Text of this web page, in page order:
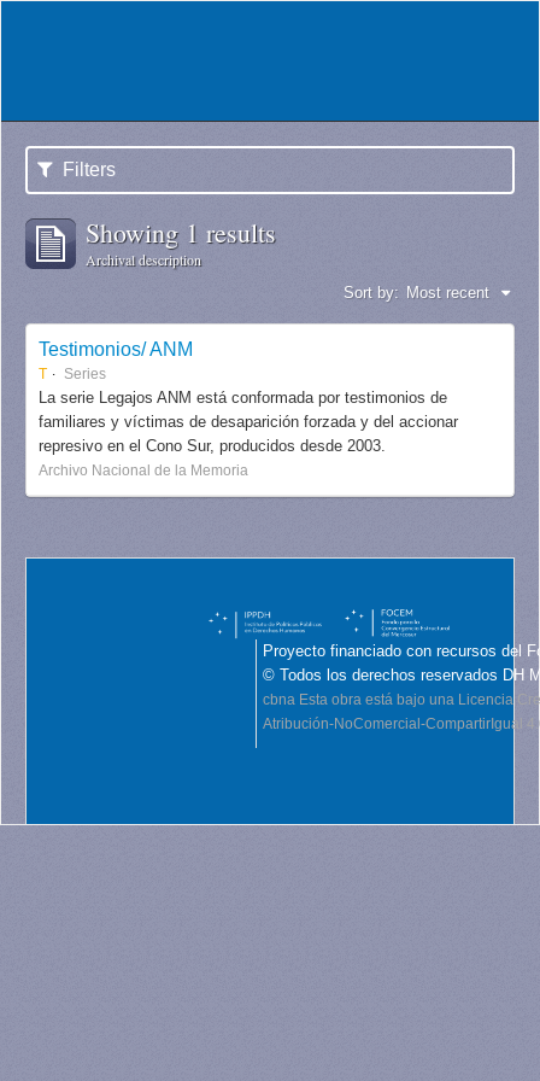
Filters
Showing 1 results
Archival description
Sort by: Most recent
Testimonios/ ANM
T Series
La serie Legajos ANM está conformada por testimonios de
familiares y víctimas de desaparición forzada y del accionar
represivo en el Cono Sur, producidos desde 2003.
Archivo Nacional de la Memoria
Proyecto financiado con recursos del
© Todos los derechos reservados DH
cbna Esta obra está bajo una Licencia
Atribución-NoComercial-CompartirIgual